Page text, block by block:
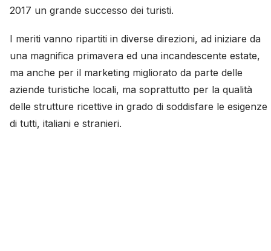
2017 un grande successo dei turisti.
I meriti vanno ripartiti in diverse direzioni, ad iniziare da
una magnifica primavera ed una incandescente estate,
ma anche per il marketing migliorato da parte delle
aziende turistiche locali, ma soprattutto per la qualità
delle strutture ricettive in grado di soddisfare le esigenze
di tutti, italiani e stranieri.